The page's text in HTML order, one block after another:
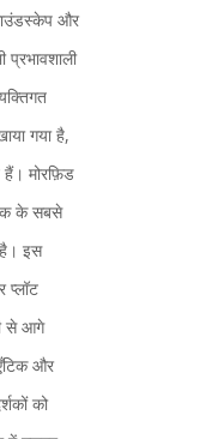
और
प्रभावशाली
गया है,
मोरफ़िड
के सबसे
है। इस
प्लॉट
से आगे
और
को